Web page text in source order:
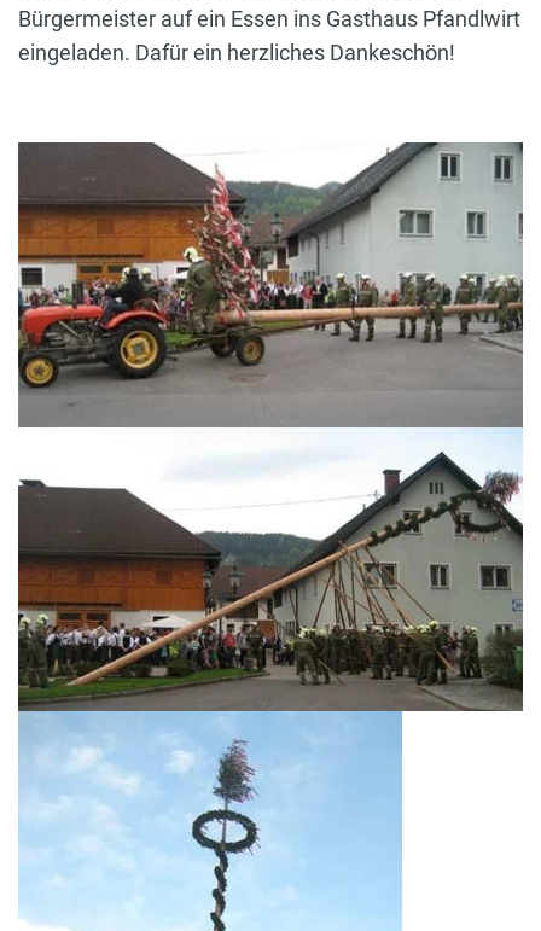
Bürgermeister auf ein Essen ins Gasthaus Pfandlwirt
eingeladen. Dafür ein herzliches Dankeschön!